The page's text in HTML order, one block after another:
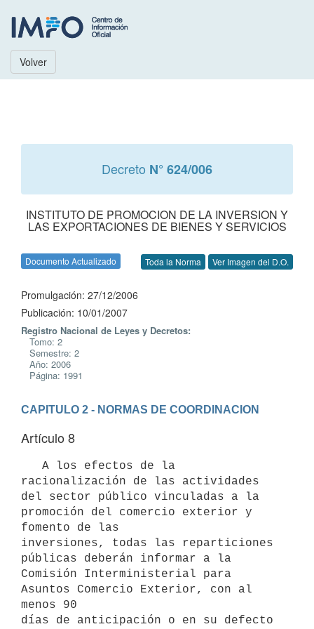
Volver
Decreto N° 624/006
INSTITUTO DE PROMOCION DE LA INVERSION Y
LAS EXPORTACIONES DE BIENES Y SERVICIOS
Documento Actualizado Toda la Norma Ver Imagen del D.O.
Promulgación: 27/12/2006
Publicación: 10/01/2007
Registro Nacional de Leyes y Decretos:
Tomo: 2
Semestre: 2
Año: 2006
Página: 1991
CAPITULO 2 - NORMAS DE COORDINACION
Artículo 8
racionalización de las actividades
del sector público vinculadas a la
promoción del comercio exterior y
fomento de las
inversiones, todas las reparticiones
públicas deberán informar a la
Comisión Interministerial para
Asuntos Comercio Exterior, con al
menos 90
días de anticipación o en su defecto